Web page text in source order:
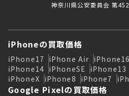
神奈川県公安委員会 第
iPhoneの買取価格
iPhone17 iPhone Air iPhone16
iPhone14 iPhoneSE iPhone13
iPhoneX iPhone8 iPhone7
Google Pixelの買取価格